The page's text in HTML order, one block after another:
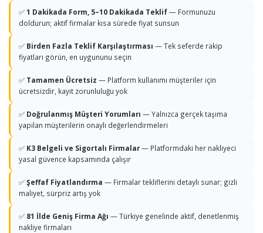
✅1 Dakikada Form, 5–10 Dakikada Teklif— Formunuzu
doldurun; aktif firmalar kısa sürede fiyat sunsun
✅ Birden Fazla Teklif Karşılaştırması — Tek seferde rakip
fiyatları görün, en uygununu seçin
✅ Tamamen Ücretsiz — Platform kullanımı müşteriler için
ücretsizdir, kayıt zorunluluğu yok
✅ Doğrulanmış Müşteri Yorumları — Yalnızca gerçek taşıma
yapılan müşterilerin onaylı değerlendirmeleri
✅ K3 Belgeli ve Sigortalı Firmalar— Platformdaki her nakliyeci
yasal güvence kapsamında çalışır
✅Şeffaf Fiyatlandırma — Firmalar tekliflerini detaylı sunar; gizli
maliyet, sürpriz artış yok
✅ 81 İlde Geniş Firma Ağı — Türkiye genelinde aktif, denetlenmiş
nakliye firmaları